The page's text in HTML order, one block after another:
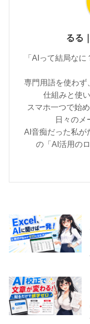
るる
「AIって結局な
専門用語を使わず
仕組みと使
スマホ一つで始
日々のメ
AI音痴だった私が
の「AI活用の